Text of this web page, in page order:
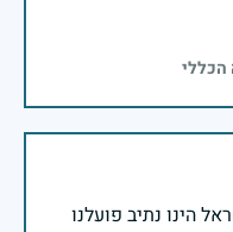
הכללי
הינו נתיב פועלנו